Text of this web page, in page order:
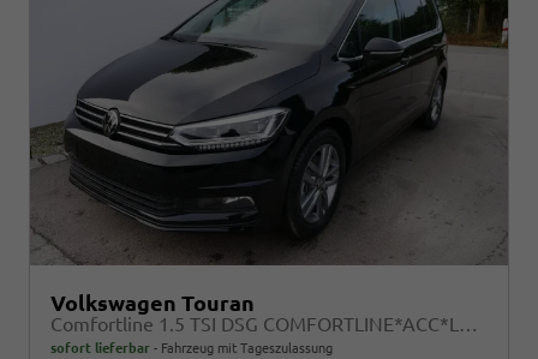
Volkswagen Touran
Comfortline 1.5 TSI DSG COMFORTLINE*ACC*LED*PDC*KAMERA*NAVI*SHZ* 7-SITZER 17-ZOLL
sofort lieferbar Fahrzeug mit Tageszulassung